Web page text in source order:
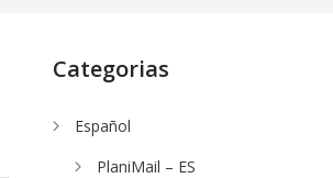
Categorias
Español
PlaniMail – ES